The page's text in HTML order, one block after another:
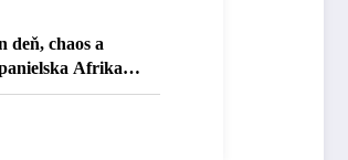
deň, chaos a
Afrika